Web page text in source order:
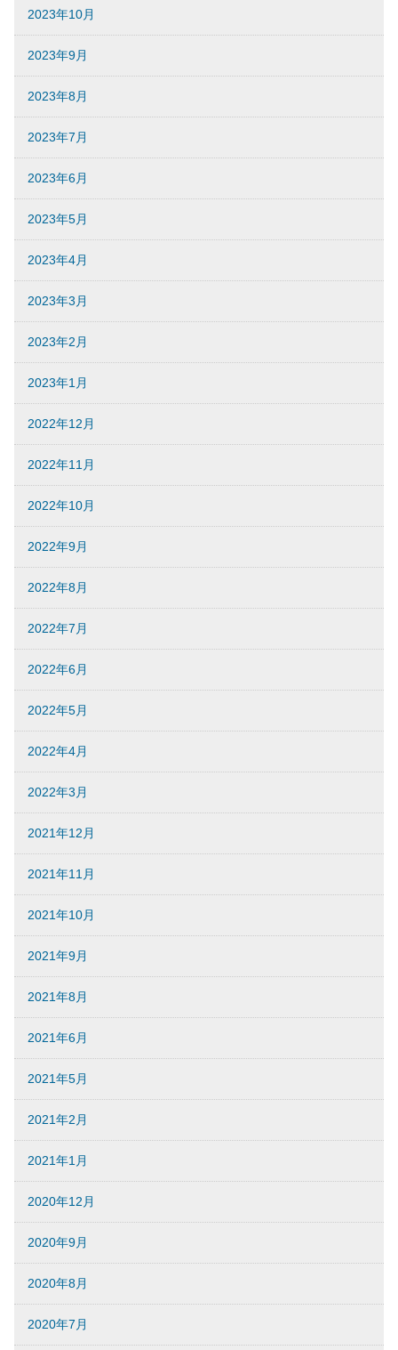
2023年10月
2023年9月
2023年8月
2023年7月
2023年6月
2023年5月
2023年4月
2023年3月
2023年2月
2023年1月
2022年12月
2022年11月
2022年10月
2022年9月
2022年8月
2022年7月
2022年6月
2022年5月
2022年4月
2022年3月
2021年12月
2021年11月
2021年10月
2021年9月
2021年8月
2021年6月
2021年5月
2021年2月
2021年1月
2020年12月
2020年9月
2020年8月
2020年7月